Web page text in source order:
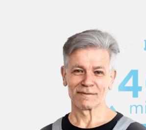
Укажите из какого вы
города
Астана